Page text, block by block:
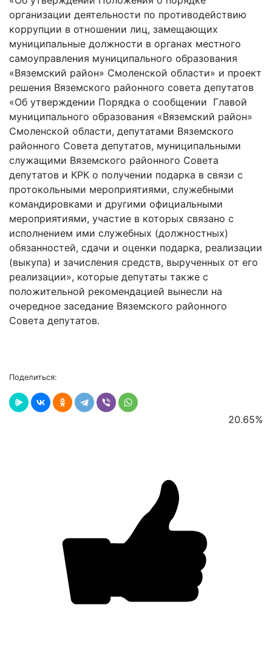
организации деятельности по противодействию
коррупции в отношении лиц, замещающих
муниципальные должности в органах местного
самоуправления муниципального образования
«Вяземский район» Смоленской области» и проект
решения Вяземского районного совета депутатов
«Об утверждении Порядка о сообщении Главой
муниципального образования «Вяземский район»
Смоленской области, депутатами Вяземского
районного Совета депутатов, муниципальными
служащими Вяземского районного Совета
депутатов и КРК о получении подарка в связи с
протокольными мероприятиями, служебными
командировками и другими официальными
мероприятиями, участие в которых связано с
исполнением ими служебных (должностных)
обязанностей, сдачи и оценки подарка, реализации
(выкупа) и зачисления средств, вырученных от его
реализации», которые депутаты также с
положительной рекомендацией вынесли на
очередное заседание Вяземского районного
Совета депутатов.
Поделиться:
20.65%